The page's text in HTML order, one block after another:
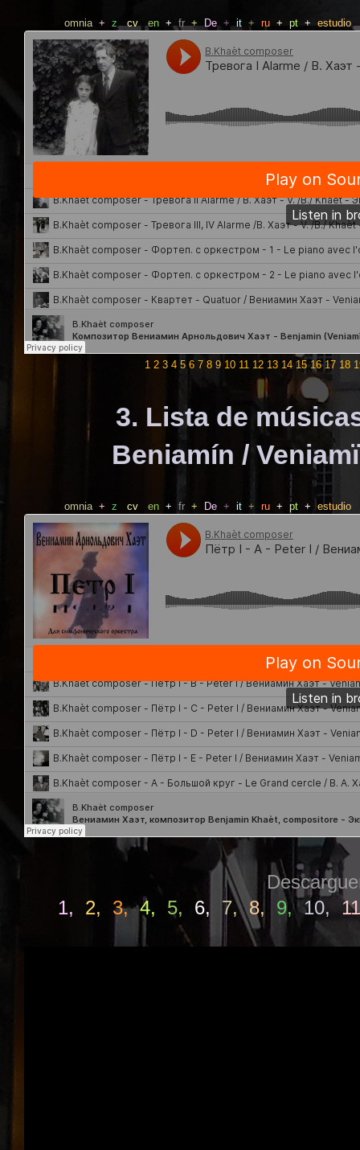
omnia + z cv en + fr + De + it + ru + pt + estudio
1 2 3 4 5 6 7 8 9 10 11 12 13 14 15 16 17 18
3. Lista de
Beniamín /
omnia + z cv en + fr + De + it + ru + pt + estudio
1, 2, 3, 4, 5, 6, 7, 8, 9, 10, 11